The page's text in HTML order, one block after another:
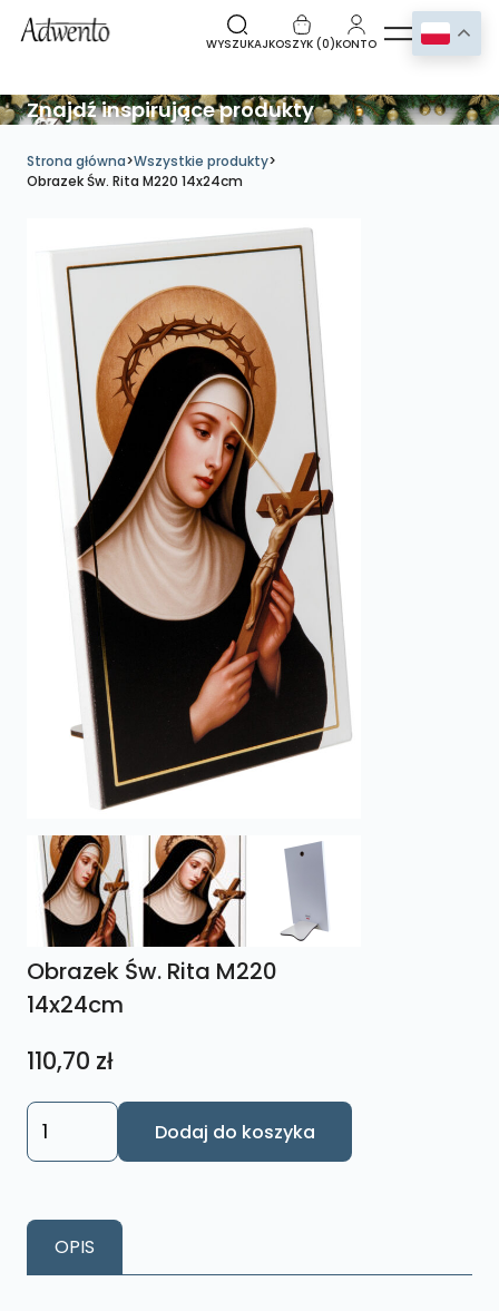
WYSZUKAJKOSZYK (0)KONTO
Znajdź inspirujące produkty
Strona główna>Wszystkie produkty>
Obrazek Św. Rita M220 14x24cm
Obrazek Św. Rita M220
14x24cm
110,70 zł
ilość
Obrazek
M220
14x24cm
Dodaj do koszyka
OPIS